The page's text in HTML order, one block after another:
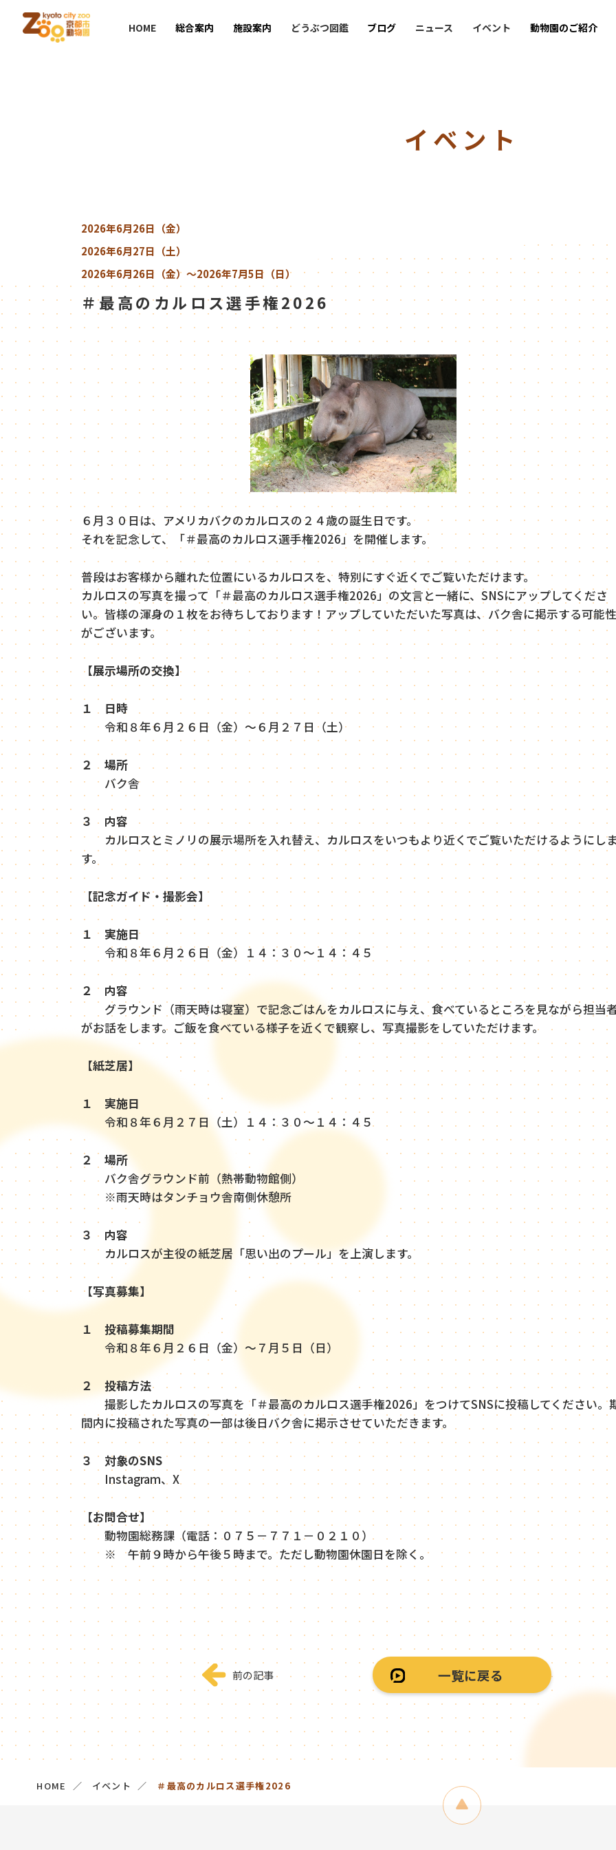
HOME 総合案内 施設案内 どうぶつ図鑑 ブログ ニュース イベント 動物園のご紹介
イベント
2026年6月26日（金）
2026年6月27日（土）
2026年6月26日（金） ～2026年7月5日（日）
＃最高のカルロス選手権2026
６月３０日は、アメリカバクのカルロスの２４歳の誕生日です。
それを記念して、「＃最高のカルロス選手権2026」を開催します。
普段はお客様から離れた位置にいるカルロスを、特別にすぐ近くでご覧いただけます。
カルロスの写真を撮って「＃最高のカルロス選手権2026」の文言と一緒に、SNSにアップしてくださ
い。皆様の渾身の１枚をお待ちしております！アップしていただいた写真は、バク舎に掲示する可能性
がございます。
【展示場所の交換】
１ 日時
令和８年６月２６日（金）～６月２７日（土）
２ 場所
バク舎
３ 内容
カルロスとミノリの展示場所を入れ替え、カルロスをいつもより近くでご覧いただけるようにし
す。
【記念ガイド・撮影会】
１ 実施日
令和８年６月２６日（金）１４：３０～１４：４５
２ 内容
グラウンド（雨天時は寝室）で記念ごはんをカルロスに与え、食べているところを見ながら担当
がお話をします。ご飯を食べている様子を近くで観察し、写真撮影をしていただけます。
【紙芝居】
１ 実施日
令和８年６月２７日（土）１４：３０～１４：４５
２ 場所
バク舎グラウンド前（熱帯動物館側）
※雨天時はタンチョウ舎南側休憩所
３ 内容
カルロスが主役の紙芝居「思い出のプール」を上演します。
【写真募集】
１ 投稿募集期間
令和８年６月２６日（金）～７月５日（日）
２ 投稿方法
撮影したカルロスの写真を「＃最高のカルロス選手権2026」をつけてSNSに投稿してください。
間内に投稿された写真の一部は後日バク舎に掲示させていただきます。
３ 対象のSNS
Instagram、X
【お問合せ】
動物園総務課（電話：０７５－７７１－０２１０）
※ 午前９時から午後５時まで。ただし動物園休園日を除く。
前の記事 一覧に戻る
HOME イベント ＃最高のカルロス選手権2026